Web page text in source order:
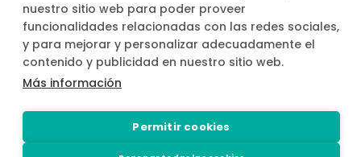
nuestro sitio web para poder proveer
funcionalidades relacionadas con las redes sociales,
y para mejorar y personalizar adecuadamente el
contenido y publicidad en nuestro sitio web.
Más información
Permitir cookies
*Actividad, con seguro voluntario de responsabilidad civil del
propietario, contratado por PLACE4PLAN, S.L. con AXA SEGUROS
GENERALES, S.A. de Seguros y Reaseguros, siempre que conste
notificada la reserva con mínimo 2 horas de antelación.